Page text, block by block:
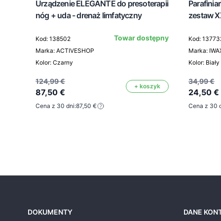
Urządzenie ELEGANTE do presoterapii
nóg + uda - drenaż limfatyczny
Kod: 138502
Marka: ACTIVESHOP
Kolor: Czarny
Towar dostępny
124,99 €
87,50 €
+ koszyk
Cena z 30 dni:87,50 €
zestaw
Kod:
Marka:
Kolor: Biały
34,99 €
24,50 €
Cena z 30
DOKUMENTY DANE